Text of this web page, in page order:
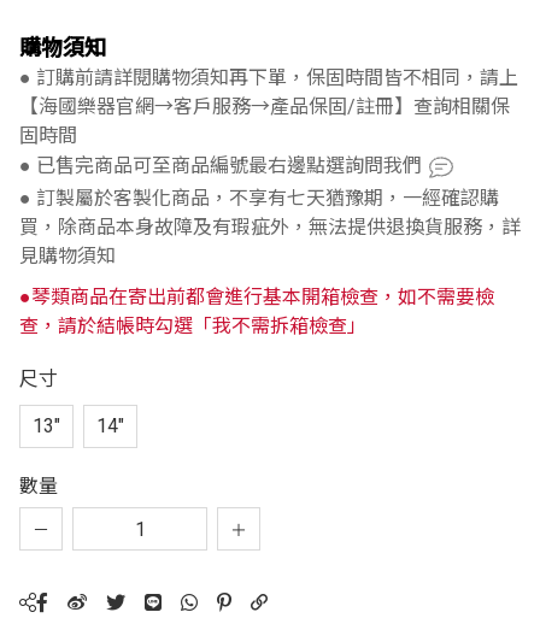
購物須知
● 訂購前請詳閱購物須知再下單，保固時間皆不相同，請上
【海國樂器官網→客戶服務→產品保固/註冊】查詢相關保
固時間
● 已售完商品可至商品編號最右邊點選詢問我們
● 訂製屬於客製化商品，不享有七天猶豫期，一經確認購
買，除商品本身故障及有瑕疵外，無法提供退換貨服務，詳
見購物須知
●琴類商品在寄出前都會進行基本開箱檢查，如不需要檢
查，請於結帳時勾選「我不需拆箱檢查」
尺寸
13" 14"
數量